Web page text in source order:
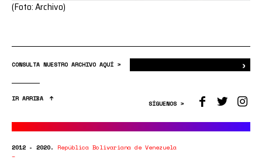
(Foto: Archivo)
CONSULTA NUESTRO ARCHIVO AQUÍ > ›
IR ARRIBA
SÍGUENOS >
2012 - 2020. República Bolivariana de Venezuela